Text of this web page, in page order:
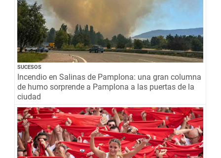
SUCESOS
Incendio en Salinas de Pamplona: una gran columna
de humo sorprende a Pamplona a las puertas de la
ciudad